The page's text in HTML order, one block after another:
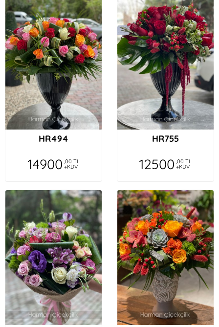
HR494
14900 ,00 TL
+KDV
HR755
12500 ,00 TL
+KDV